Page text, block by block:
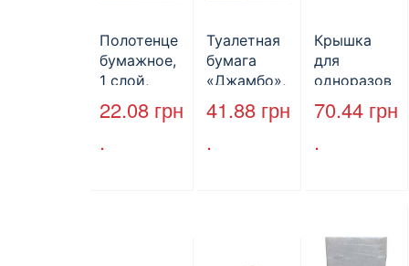
Полотенце
бумажное,
1 слой,
макулатура
, VV тип
22.08 грн
.
Туалетная
бумага
«Джамбо»,
B2B
Service,
41.88 грн
.
Крышка
для
одноразов
ой
бутылки,
70.44 грн
.